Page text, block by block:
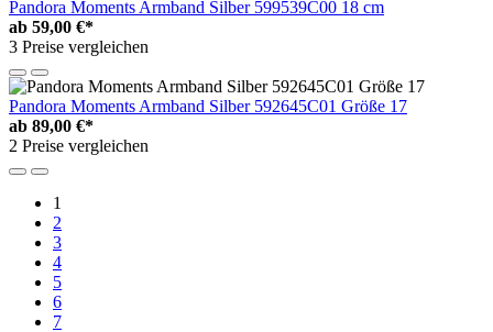
Pandora Moments Armband Silber 599539C00 18 cm
ab 59,00 €*
3 Preise vergleichen
Pandora Moments Armband Silber 592645C01 Größe 17
ab 89,00 €*
2 Preise vergleichen
1
2
3
4
5
6
7